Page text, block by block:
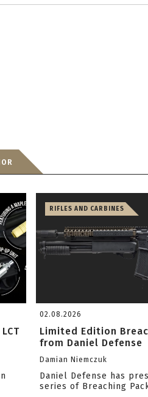
RIFLES AND CARBINES
02.08.2026
Limited Edition
from Daniel Defense
Damian Niemczuk
Daniel Defense has
series of Breaching